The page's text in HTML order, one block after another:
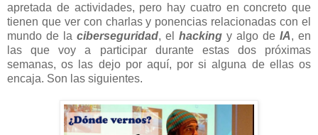
apretada de actividades, pero hay cuatro en concreto que
tienen que ver con charlas y ponencias relacionadas con el
mundo de la ciberseguridad, el hacking y algo de IA, en
las que voy a participar durante estas dos próximas
semanas, os las dejo por aquí, por si alguna de ellas os
encaja. Son las siguientes.